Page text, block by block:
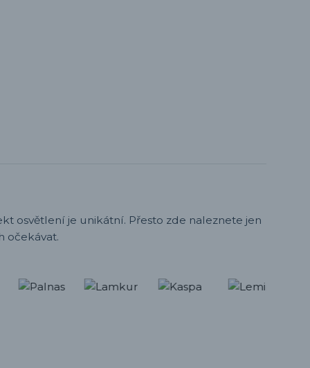
osvětlení je unikátní. Přesto zde naleznete jen
očekávat.